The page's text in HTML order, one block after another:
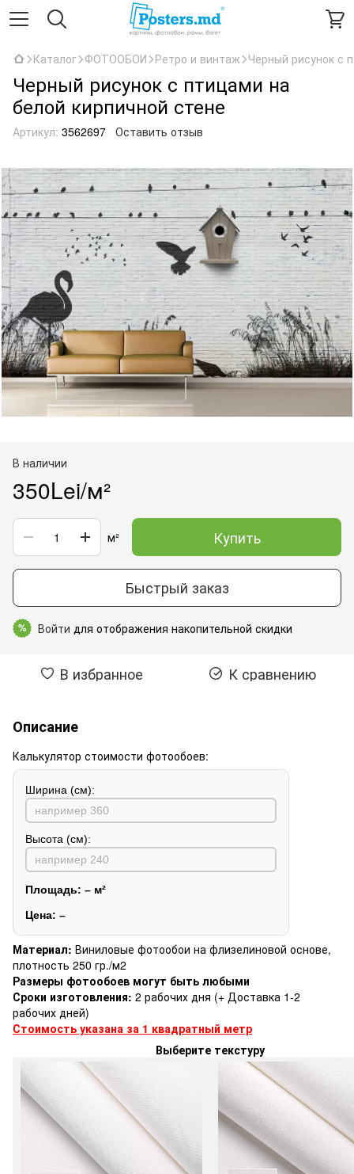
Каталог ФОТООБОИ Ретро и винтаж Черный рисунок с
Черный рисунок с птицами на
белой кирпичной стене
Артикул: 3562697 Оставить отзыв
В наличии
350Lei/м²
м² Купить
Быстрый заказ
% Войти для отображения накопительной скидки
В избранное К сравнению
Описание
Калькулятор стоимости фотообоев:
Ширина (см):
Высота (см):
Площадь: – м²
Цена: –
Материал: Виниловые фотообои на флизелиновой основе,
плотность 250 гр./м2
Размеры фотообоев могут быть любыми
Сроки изготовления: 2 рабочих дня (+ Доставка 1-2
рабочих дней)
Стоимость указана за 1 квадратный метр
Выберите текстуру